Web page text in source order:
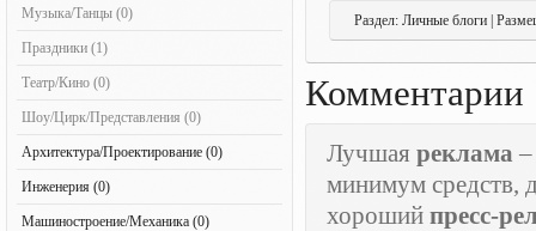
Музыка/Танцы (0)
Праздники (1)
Театр/Кино (0)
Шоу/Цирк/Представления (0)
Архитектура/Проектирование (0)
Инженерия (0)
Машиностроение/Механика (0)
Раздел: Личные блоги |
Комментарии
Лучшая реклама
минимум средств,
хороший пресс-